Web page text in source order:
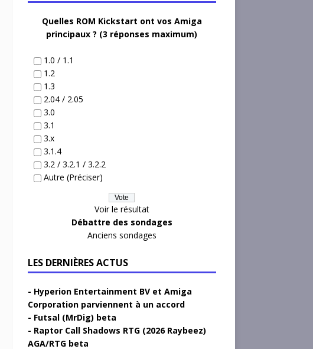
Quelles ROM Kickstart ont vos Amiga
principaux ? (3 réponses maximum)
1.0 / 1.1
1.2
1.3
2.04 / 2.05
3.0
3.1
3.x
3.1.4
3.2 / 3.2.1 / 3.2.2
Autre (Préciser)
Voir le résultat
Débattre des sondages
Anciens sondages
LES DERNIÈRES ACTUS
Hyperion Entertainment BV et Amiga
Corporation parviennent à un accord
Futsal (MrDig) beta
Raptor Call Shadows RTG (2026 Raybeez)
AGA/RTG beta